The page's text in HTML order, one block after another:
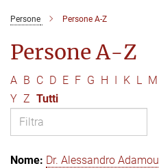
Persone Persone A-Z
Persone A-Z
A B C D E F G H I K L M
Y Z Tutti
Dr. Alessandro Adamou